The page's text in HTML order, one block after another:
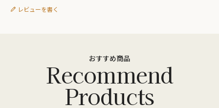
レビューを書く
おすすめ商品